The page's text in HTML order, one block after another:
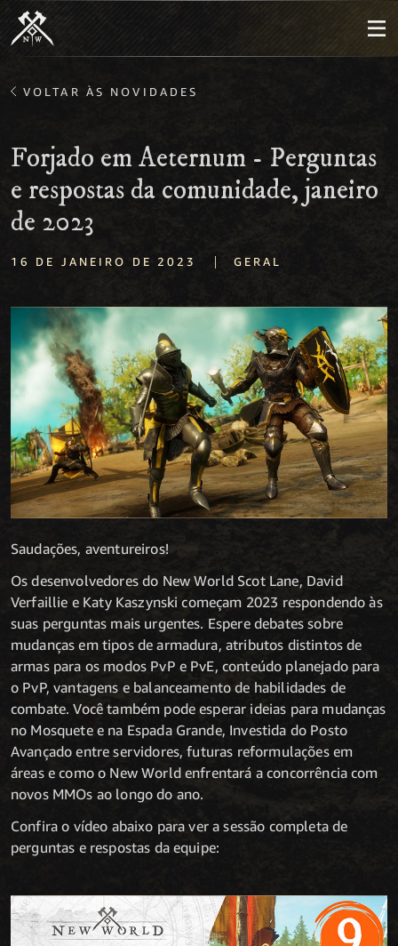
VOLTAR ÀS NOVIDADES
Forjado em Aeternum - Perguntas
e respostas da comunidade, janeiro
de 2023
16 DE JANEIRO DE 2023 | GERAL
Saudações, aventureiros!
Os desenvolvedores do New World Scot Lane, David
Verfaillie e Katy Kaszynski começam 2023 respondendo às
suas perguntas mais urgentes. Espere debates sobre
mudanças em tipos de armadura, atributos distintos de
armas para os modos PvP e PvE, conteúdo planejado para
o PvP, vantagens e balanceamento de habilidades de
combate. Você também pode esperar ideias para mudanças
no Mosquete e na Espada Grande, Investida do Posto
Avançado entre servidores, futuras reformulações em
áreas e como o New World enfrentará a concorrência com
novos MMOs ao longo do ano.
Confira o vídeo abaixo para ver a sessão completa de
perguntas e respostas da equipe: